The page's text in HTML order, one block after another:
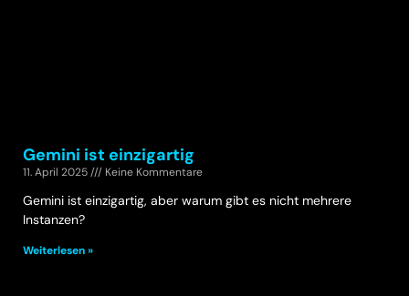
Gemini ist einzigartig
11. April 2025 Keine Kommentare
Gemini ist einzigartig, aber warum gibt es nicht mehrere
Instanzen?
Weiterlesen »